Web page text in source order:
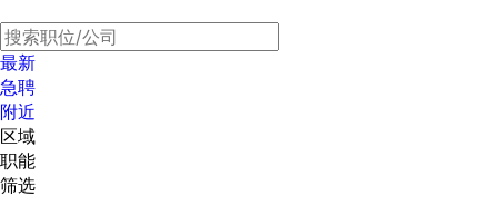
最新
急聘
附近
区域
职能
筛选